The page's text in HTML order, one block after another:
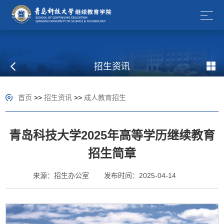
招生资讯
首页 >>招生资讯 >> 成人教育招生
青岛科技大学2025年高等学历继续教育
招生简章
来源：招生办公室 发布时间：2025-04-14